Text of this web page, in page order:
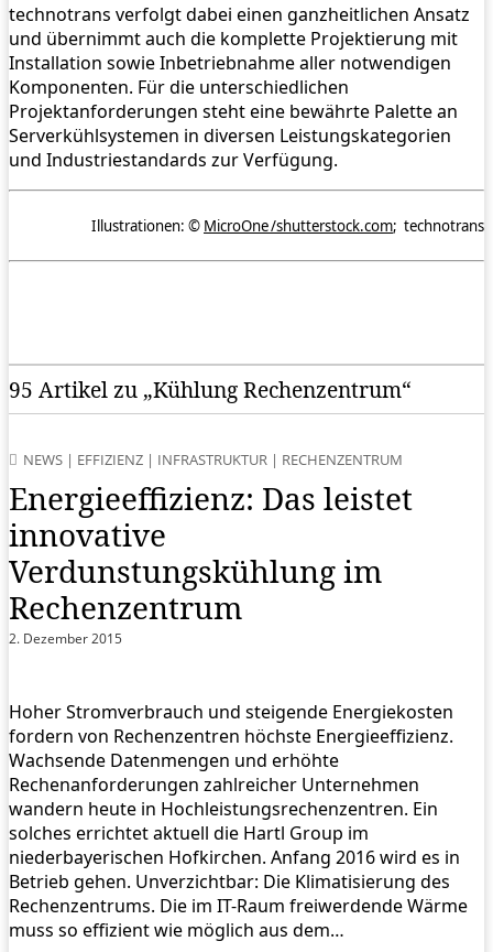
technotrans verfolgt dabei einen ganzheitlichen Ansatz
und übernimmt auch die komplette Projektierung mit
Installation sowie Inbetriebnahme aller notwendigen
Komponenten. Für die unterschiedlichen
Projektanforderungen steht eine bewährte Palette an
Serverkühlsystemen in diversen Leistungskategorien
und Industriestandards zur Verfügung.
Illustrationen: © MicroOne /shutterstock.com; technotrans
95 Artikel zu „Kühlung Rechenzentrum“
NEWS | EFFIZIENZ | INFRASTRUKTUR | RECHENZENTRUM
Energieeffizienz: Das leistet
innovative
Verdunstungskühlung im
Rechenzentrum
2. Dezember 2015
Hoher Stromverbrauch und steigende Energiekosten
fordern von Rechenzentren höchste Energieeffizienz.
Wachsende Datenmengen und erhöhte
Rechenanforderungen zahlreicher Unternehmen
wandern heute in Hochleistungsrechenzentren. Ein
solches errichtet aktuell die Hartl Group im
niederbayerischen Hofkirchen. Anfang 2016 wird es in
Betrieb gehen. Unverzichtbar: Die Klimatisierung des
Rechenzentrums. Die im IT-Raum freiwerdende Wärme
muss so effizient wie möglich aus dem…